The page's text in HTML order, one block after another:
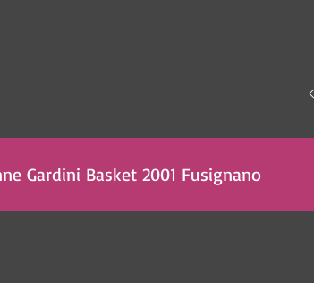
Gardini Basket 2001 Fusignano